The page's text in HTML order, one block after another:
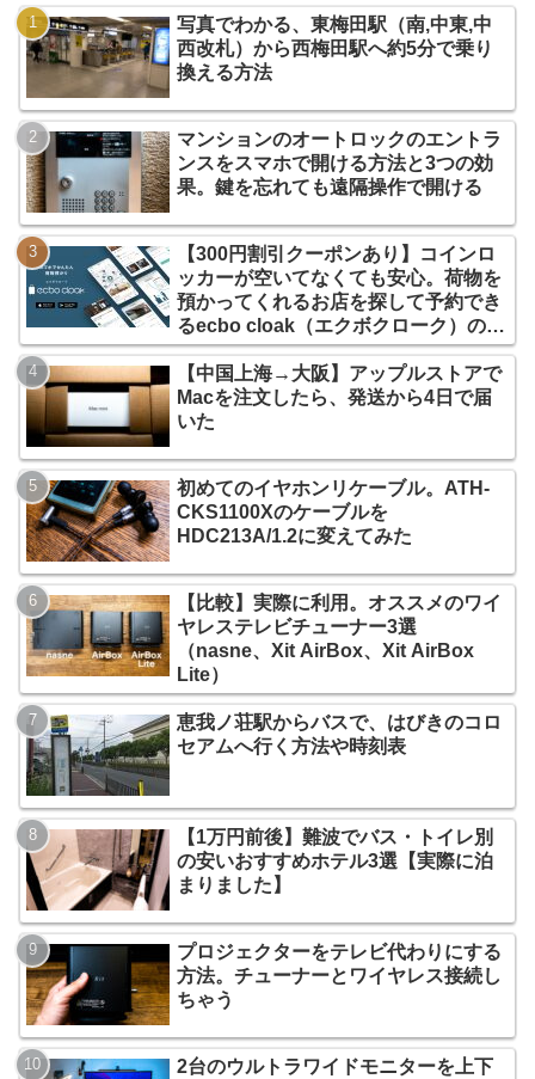
写真でわかる、東梅田駅（南,中東,中
西改札）から西梅田駅へ約5分で乗り
換える方法
マンションのオートロックのエントラ
ンスをスマホで開ける方法と3つの効
果。鍵を忘れても遠隔操作で開ける
【300円割引クーポンあり】コインロ
ッカーが空いてなくても安心。荷物を
預かってくれるお店を探して予約でき
るecbo cloak（エクボクローク）の使
い方
【中国上海→大阪】アップルストアで
Macを注文したら、発送から4日で届
いた
初めてのイヤホンリケーブル。ATH-
CKS1100Xのケーブルを
HDC213A/1.2に変えてみた
【比較】実際に利用。オススメのワイ
ヤレステレビチューナー3選
（nasne、Xit AirBox、Xit AirBox
Lite）
恵我ノ荘駅からバスで、はびきのコロ
セアムへ行く方法や時刻表
【1万円前後】難波でバス・トイレ別
の安いおすすめホテル3選【実際に泊
まりました】
プロジェクターをテレビ代わりにする
方法。チューナーとワイヤレス接続し
ちゃう
2台のウルトラワイドモニターを上下